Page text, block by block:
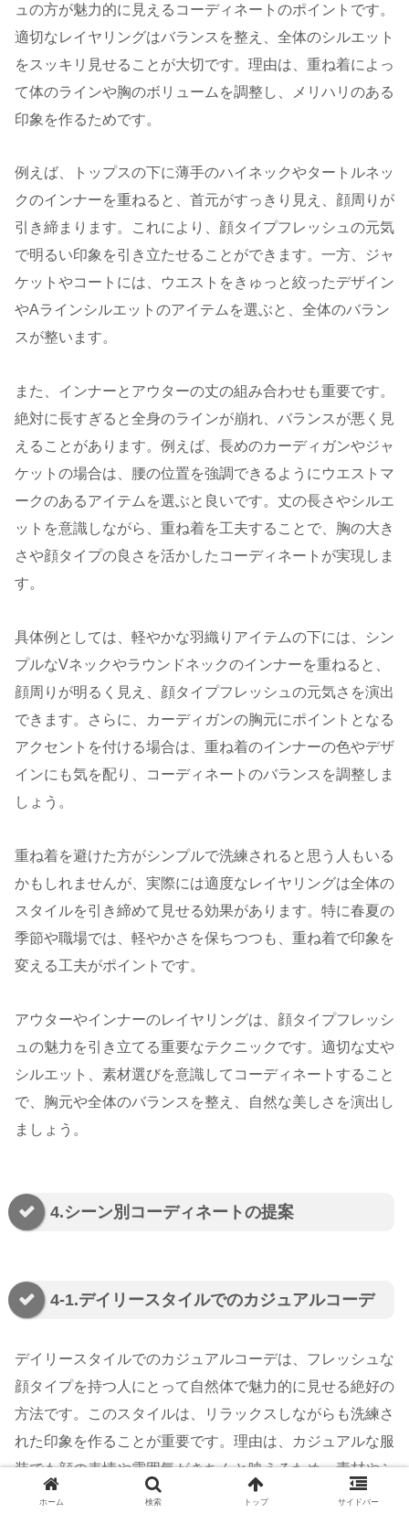
ュの方が魅力的に見えるコーディネートのポイントです。
適切なレイヤリングはバランスを整え、全体のシルエット
をスッキリ見せることが大切です。理由は、重ね着によっ
て体のラインや胸のボリュームを調整し、メリハリのある
印象を作るためです。
例えば、トップスの下に薄手のハイネックやタートルネッ
クのインナーを重ねると、首元がすっきり見え、顔周りが
引き締まります。これにより、顔タイプフレッシュの元気
で明るい印象を引き立たせることができます。一方、ジャ
ケットやコートには、ウエストをきゅっと絞ったデザイン
やAラインシルエットのアイテムを選ぶと、全体のバラン
スが整います。
また、インナーとアウターの丈の組み合わせも重要です。
絶対に長すぎると全身のラインが崩れ、バランスが悪く見
えることがあります。例えば、長めのカーディガンやジャ
ケットの場合は、腰の位置を強調できるようにウエストマ
ークのあるアイテムを選ぶと良いです。丈の長さやシルエ
ットを意識しながら、重ね着を工夫することで、胸の大き
さや顔タイプの良さを活かしたコーディネートが実現しま
す。
具体例としては、軽やかな羽織りアイテムの下には、シン
プルなVネックやラウンドネックのインナーを重ねると、
顔周りが明るく見え、顔タイプフレッシュの元気さを演出
できます。さらに、カーディガンの胸元にポイントとなる
アクセントを付ける場合は、重ね着のインナーの色やデザ
インにも気を配り、コーディネートのバランスを調整しま
しょう。
重ね着を避けた方がシンプルで洗練されると思う人もいる
かもしれませんが、実際には適度なレイヤリングは全体の
スタイルを引き締めて見せる効果があります。特に春夏の
季節や職場では、軽やかさを保ちつつも、重ね着で印象を
変える工夫がポイントです。
アウターやインナーのレイヤリングは、顔タイプフレッシ
ュの魅力を引き立てる重要なテクニックです。適切な丈や
シルエット、素材選びを意識してコーディネートすること
で、胸元や全体のバランスを整え、自然な美しさを演出し
ましょう。
4.シーン別コーディネートの提案
4-1.デイリースタイルでのカジュアルコーデ
デイリースタイルでのカジュアルコーデは、フレッシュな
顔タイプを持つ人にとって自然体で魅力的に見せる絶好の
方法です。このスタイルは、リラックスしながらも洗練さ
れた印象を作ることが重要です。理由は、カジュアルな服
装でも顔の表情や雰囲気がきちんと映えるため、素材やシ
ルエットに気を配ることで全体のバランスが整います。
ホーム 検索 トップ サイドバー